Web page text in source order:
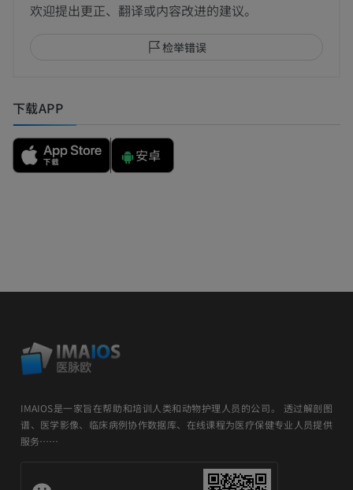
欢迎提出更正、翻译或内容改进的建议。
检举错误
下载APP
安卓
IMAIOS是一家旨在帮助和培训人类和动物护理人员的公司。 透过解剖图
谱、医学影像、临床病例协作数据库、在线课程为医疗保健专业人员提供
服务……